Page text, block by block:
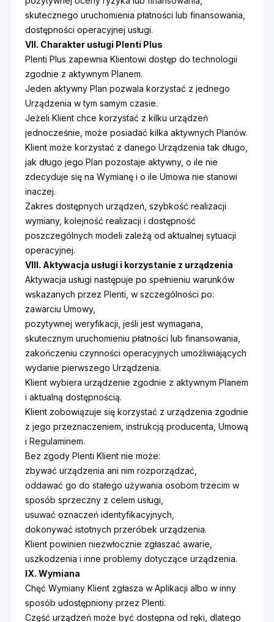
skutecznego uruchomienia płatności lub finansowania,
dostępności operacyjnej usługi.
VII. Charakter usługi Plenti Plus
Plenti Plus zapewnia Klientowi dostęp do technologii
zgodnie z aktywnym Planem.
Jeden aktywny Plan pozwala korzystać z jednego
Urządzenia w tym samym czasie.
Jeżeli Klient chce korzystać z kilku urządzeń
jednocześnie, może posiadać kilka aktywnych Planów.
Klient może korzystać z danego Urządzenia tak długo,
jak długo jego Plan pozostaje aktywny, o ile nie
zdecyduje się na Wymianę i o ile Umowa nie stanowi
inaczej.
Zakres dostępnych urządzeń, szybkość realizacji
wymiany, kolejność realizacji i dostępność
poszczególnych modeli zależą od aktualnej sytuacji
operacyjnej.
VIII. Aktywacja usługi i korzystanie z urządzenia
Aktywacja usługi następuje po spełnieniu warunków
wskazanych przez Plenti, w szczególności po:
zawarciu Umowy,
pozytywnej weryfikacji, jeśli jest wymagana,
skutecznym uruchomieniu płatności lub finansowania,
zakończeniu czynności operacyjnych umożliwiających
wydanie pierwszego Urządzenia.
Klient wybiera urządzenie zgodnie z aktywnym Planem
i aktualną dostępnością.
Klient zobowiązuje się korzystać z urządzenia zgodnie
z jego przeznaczeniem, instrukcją producenta, Umową
i Regulaminem.
Bez zgody Plenti Klient nie może:
zbywać urządzenia ani nim rozporządzać,
oddawać go do stałego używania osobom trzecim w
sposób sprzeczny z celem usługi,
usuwać oznaczeń identyfikacyjnych,
dokonywać istotnych przeróbek urządzenia.
Klient powinien niezwłocznie zgłaszać awarie,
uszkodzenia i inne problemy dotyczące urządzenia.
IX. Wymiana
Chęć Wymiany Klient zgłasza w Aplikacji albo w inny
sposób udostępniony przez Plenti.
Część urządzeń może być dostępna od ręki, dlatego